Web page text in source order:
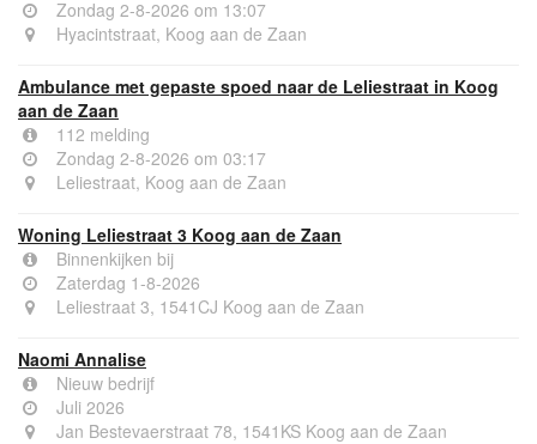
Zondag 2-8-2026 om 13:07
Hyacintstraat, Koog aan de Zaan
Ambulance met gepaste spoed naar de Leliestraat in Koog
aan de Zaan
112 melding
Zondag 2-8-2026 om 03:17
Leliestraat, Koog aan de Zaan
Woning Leliestraat 3 Koog aan de Zaan
Binnenkijken bij
Zaterdag 1-8-2026
Leliestraat 3, 1541CJ Koog aan de Zaan
Naomi Annalise
Nieuw bedrijf
Juli 2026
Jan Bestevaerstraat 78, 1541KS Koog aan de Zaan